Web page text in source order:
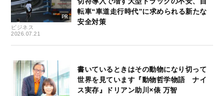
ビジネス
2026.07.21
転車“車道走行時代”に求められる新たな
安全対策
書いているときはその動物になり切って
世界を見ています『動物哲学物語 ナイ
ス実存』ドリアン助川×俵 万智